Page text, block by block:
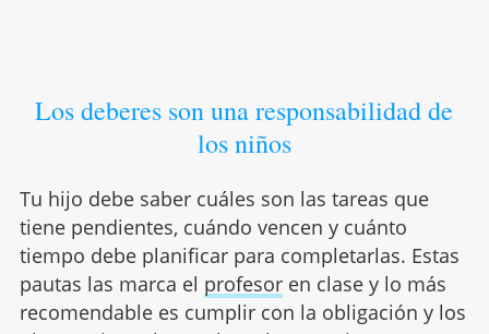
Los deberes son una responsabilidad de
los niños
Tu hijo debe saber cuáles son las tareas que
tiene pendientes, cuándo vencen y cuánto
tiempo debe planificar para completarlas. Estas
pautas las marca el profesoren clase y lo más
recomendable es cumplir con la obligación y los